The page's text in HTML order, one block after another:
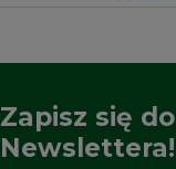
Zapisz się do
Newslettera!